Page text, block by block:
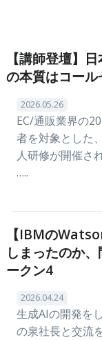
【講師登壇】
の本質はコール
2026.05.26
EC/通販業界の
者を対象とした
人研修が開催さ
…..
【IBMの
しまったのか
ークン4
2026.04.24
生成AIの開発を
の泉社長と交流